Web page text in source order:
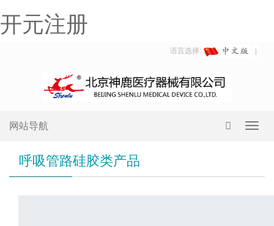
开元注册
语言选择:
网站导航
呼吸管路硅胶类产品